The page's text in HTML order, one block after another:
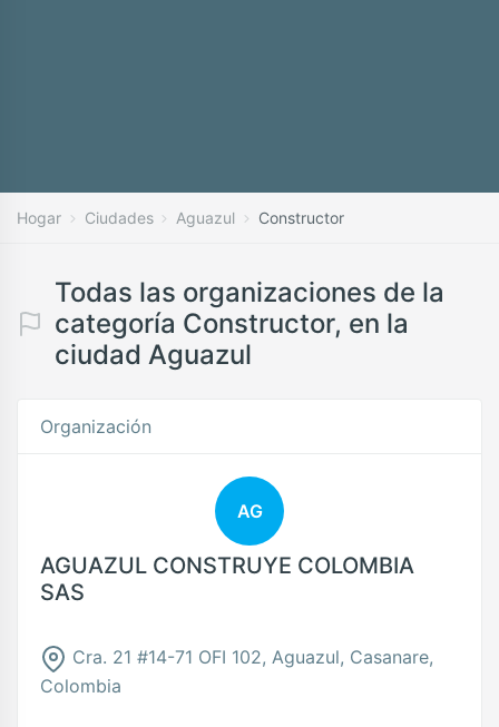
Hogar Ciudades Aguazul Constructor
Todas las organizaciones de la
categoría Constructor, en la
ciudad Aguazul
Organización
AG
AGUAZUL CONSTRUYE COLOMBIA
SAS
Cra. 21 #14-71 OFI 102, Aguazul, Casanare,
Colombia